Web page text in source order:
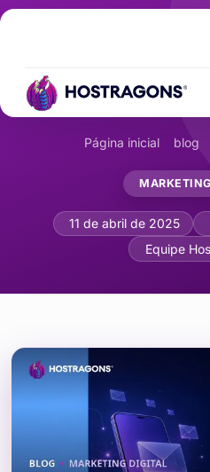
Página inicial blog
Otimização
11 de abril de 2025
Equipe